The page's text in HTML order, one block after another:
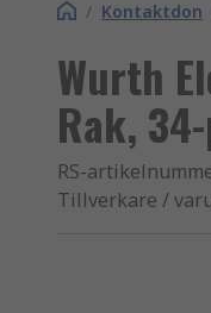
/ Kontaktdon
Wurth
Rak,
RS-
Tillverkare /